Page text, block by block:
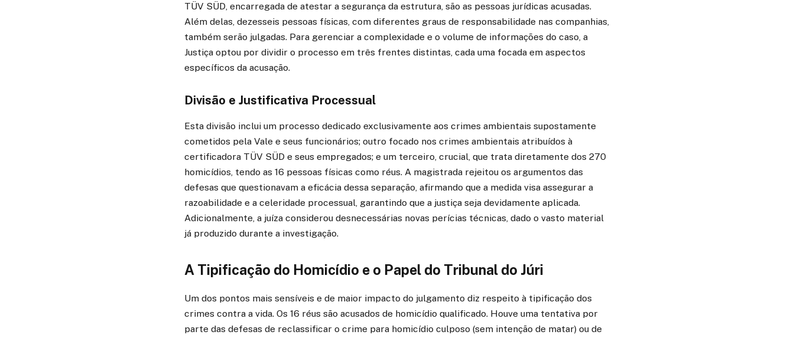
TÜV SÜD, encarregada de atestar a segurança da estrutura, são as pessoas jurídicas acusadas.
Além delas, dezesseis pessoas físicas, com diferentes graus de responsabilidade nas companhias,
também serão julgadas. Para gerenciar a complexidade e o volume de informações do caso, a
Justiça optou por dividir o processo em três frentes distintas, cada uma focada em aspectos
específicos da acusação.
Divisão e Justificativa Processual
Esta divisão inclui um processo dedicado exclusivamente aos crimes ambientais supostamente
cometidos pela Vale e seus funcionários; outro focado nos crimes ambientais atribuídos à
certificadora TÜV SÜD e seus empregados; e um terceiro, crucial, que trata diretamente dos 270
homicídios, tendo as 16 pessoas físicas como réus. A magistrada rejeitou os argumentos das
defesas que questionavam a eficácia dessa separação, afirmando que a medida visa assegurar a
razoabilidade e a celeridade processual, garantindo que a justiça seja devidamente aplicada.
Adicionalmente, a juíza considerou desnecessárias novas perícias técnicas, dado o vasto material
já produzido durante a investigação.
A Tipificação do Homicídio e o Papel do Tribunal do Júri
Um dos pontos mais sensíveis e de maior impacto do julgamento diz respeito à tipificação dos
crimes contra a vida. Os 16 réus são acusados de homicídio qualificado. Houve uma tentativa por
parte das defesas de reclassificar o crime para homicídio culposo (sem intenção de matar) ou de